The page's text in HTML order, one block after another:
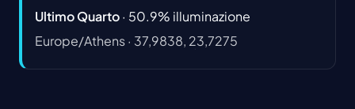
Ultimo Quarto· 50.9% illuminazione
Europe/Athens· 37,9838, 23,7275